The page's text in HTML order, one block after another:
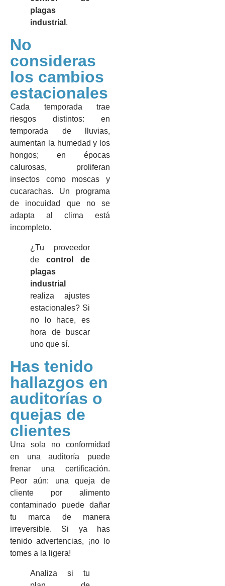
plagas
industrial .
No
consideras
los cambios
estacionales
Cada temporada trae
riesgos distintos: en
temporada de lluvias,
aumentan la humedad y los
hongos; en épocas
calurosas, proliferan
insectos como moscas y
cucarachas. Un programa
de inocuidad que no se
adapta al clima está
incompleto.
¿Tu proveedor
decontrol de
plagas
industrial
realiza ajustes
estacionales? Si
no lo hace, es
hora de buscar
uno que sí.
Has tenido
hallazgos en
auditorías o
quejas de
clientes
Una sola no conformidad
en una auditoría puede
frenar una certificación.
Peor aún: una queja de
cliente por alimento
contaminado puede dañar
tu marca de manera
irreversible. Si ya has
tenido advertencias, ¡no lo
tomes a la ligera!
Analiza si tu